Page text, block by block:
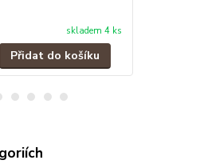
skladem 4 ks
Přidat do košíku